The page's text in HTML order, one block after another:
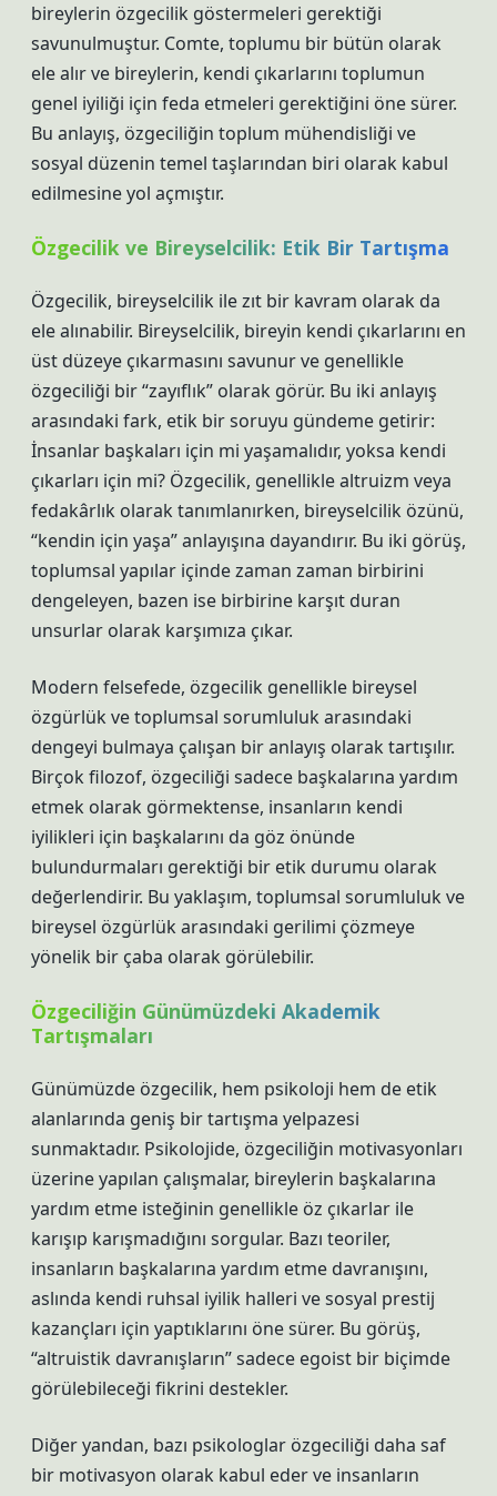
bireylerin özgecilik göstermeleri gerektiği
savunulmuştur. Comte, toplumu bir bütün olarak
ele alır ve bireylerin, kendi çıkarlarını toplumun
genel iyiliği için feda etmeleri gerektiğini öne sürer.
Bu anlayış, özgeciliğin toplum mühendisliği ve
sosyal düzenin temel taşlarından biri olarak kabul
edilmesine yol açmıştır.
Özgecilik ve Bireyselcilik: Etik Bir Tartışma
Özgecilik, bireyselcilik ile zıt bir kavram olarak da
ele alınabilir. Bireyselcilik, bireyin kendi çıkarlarını en
üst düzeye çıkarmasını savunur ve genellikle
özgeciliği bir “zayıflık” olarak görür. Bu iki anlayış
arasındaki fark, etik bir soruyu gündeme getirir:
İnsanlar başkaları için mi yaşamalıdır, yoksa kendi
çıkarları için mi? Özgecilik, genellikle altruizm veya
fedakârlık olarak tanımlanırken, bireyselcilik özünü,
“kendin için yaşa” anlayışına dayandırır. Bu iki görüş,
toplumsal yapılar içinde zaman zaman birbirini
dengeleyen, bazen ise birbirine karşıt duran
unsurlar olarak karşımıza çıkar.
Modern felsefede, özgecilik genellikle bireysel
özgürlük ve toplumsal sorumluluk arasındaki
dengeyi bulmaya çalışan bir anlayış olarak tartışılır.
Birçok filozof, özgeciliği sadece başkalarına yardım
etmek olarak görmektense, insanların kendi
iyilikleri için başkalarını da göz önünde
bulundurmaları gerektiği bir etik durumu olarak
değerlendirir. Bu yaklaşım, toplumsal sorumluluk ve
bireysel özgürlük arasındaki gerilimi çözmeye
yönelik bir çaba olarak görülebilir.
Özgeciliğin Günümüzdeki Akademik
Tartışmaları
Günümüzde özgecilik, hem psikoloji hem de etik
alanlarında geniş bir tartışma yelpazesi
sunmaktadır. Psikolojide, özgeciliğin motivasyonları
üzerine yapılan çalışmalar, bireylerin başkalarına
yardım etme isteğinin genellikle öz çıkarlar ile
karışıp karışmadığını sorgular. Bazı teoriler,
insanların başkalarına yardım etme davranışını,
aslında kendi ruhsal iyilik halleri ve sosyal prestij
kazançları için yaptıklarını öne sürer. Bu görüş,
“altruistik davranışların” sadece egoist bir biçimde
görülebileceği fikrini destekler.
Diğer yandan, bazı psikologlar özgeciliği daha saf
bir motivasyon olarak kabul eder ve insanların